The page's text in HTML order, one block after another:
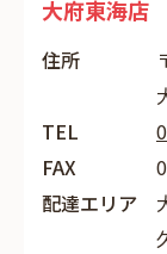
大府東海店
住所
TEL
FAX
配達エリア